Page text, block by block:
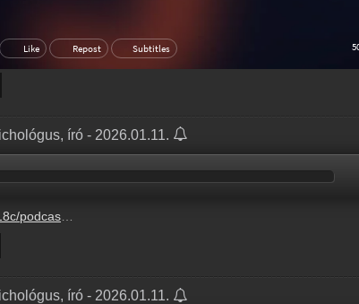
író - 2026.01.11.
dd04-0514-738b-e26093e1147c.mp3
író - 2026.01.11.